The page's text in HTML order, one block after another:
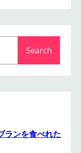
Search
ランを食べれた